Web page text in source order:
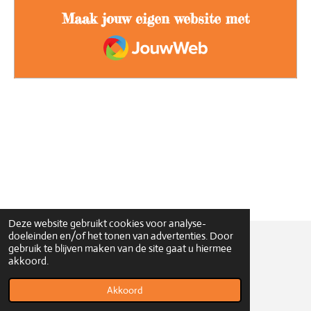
Deze website gebruikt cookies voor analyse-
doeleinden en/of het tonen van advertenties. Door
gebruik te blijven maken van de site gaat u hiermee
akkoord.
Akkoord
o
o
k
Maak jouw eigen website met
JouwWeb
© 2021 - 2026 Junior Team